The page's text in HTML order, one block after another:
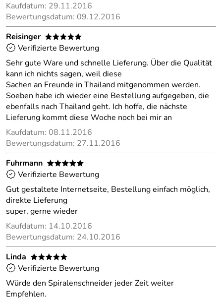
Kaufdatum: 29.11.2016
Bewertungsdatum: 09.12.2016
Reisinger
*****
Verifizierte Bewertung
Sehr gute Ware und schnelle Lieferung. Über die Qualität
kann ich nichts sagen, weil diese
Sachen an Freunde in Thailand mitgenommen werden.
Soeben habe ich wieder eine Bestellung aufgegeben, die
ebenfalls nach Thailand geht. Ich hoffe, die nächste
Lieferung kommt diese Woche noch bei mir an
Kaufdatum: 08.11.2016
Bewertungsdatum: 27.11.2016
Fuhrmann
*****
Verifizierte Bewertung
Gut gestaltete Internetseite, Bestellung einfach möglich,
direkte Lieferung
super, gerne wieder
Kaufdatum: 14.10.2016
Bewertungsdatum: 24.10.2016
Linda
*****
Verifizierte Bewertung
Würde den Spiralenschneider jeder Zeit weiter
Empfehlen.